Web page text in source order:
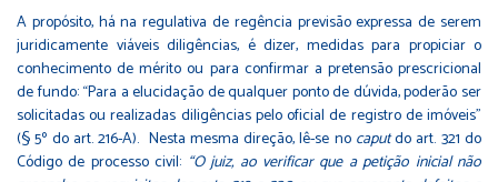
A propósito, há na regulativa de regência previsão expressa de serem
juridicamente viáveis diligências, é dizer, medidas para propiciar o
conhecimento de mérito ou para confirmar a pretensão prescricional
de fundo: “Para a elucidação de qualquer ponto de dúvida, poderão ser
solicitadas ou realizadas diligências pelo oficial de registro de imóveis”
(§ 5º do art. 216-A). Nesta mesma direção, lê-se no caputdo art. 321 do
Código de processo civil: “O juiz, ao verificar que a petição inicial não